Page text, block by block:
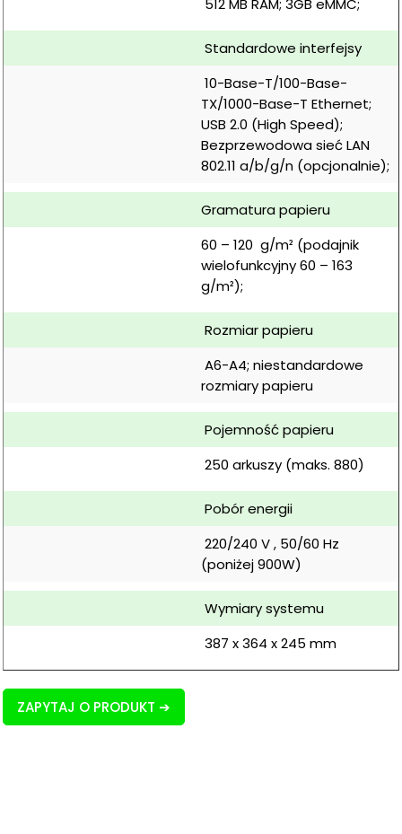
512 MB RAM; 3GB eMMC;
Standardowe interfejsy
10-Base-T/100-Base-
TX/1000-Base-T Ethernet;
USB 2.0 (High Speed);
Bezprzewodowa sieć LAN
802.11 a/b/g/n (opcjonalnie);
Gramatura papieru
60 – 120  g/m² (podajnik
wielofunkcyjny 60 – 163
g/m²);
Rozmiar papieru
A6-A4; niestandardowe
rozmiary papieru
Pojemność papieru
250 arkuszy (maks. 880)
Pobór energii
220/240 V , 50/60 Hz
(poniżej 900W)
Wymiary systemu
387 x 364 x 245 mm
ZAPYTAJ O PRODUKT